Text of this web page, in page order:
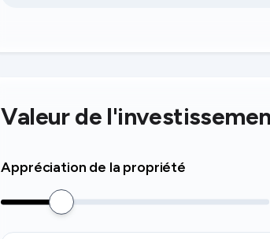
Valeur de
Appréciation de la propriété